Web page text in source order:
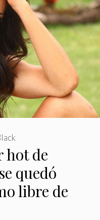
hot de
quedó
libre de